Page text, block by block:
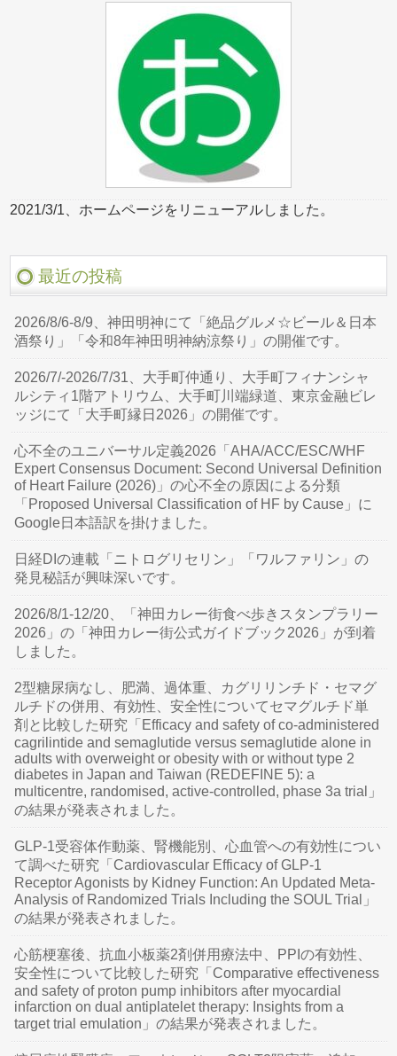
2021/3/1、ホームページをリニューアルしました。
最近の投稿
2026/8/6-8/9、神田明神にて「絶品グルメ☆ビール＆日本
酒祭り」「令和8年神田明神納涼祭り」の開催です。
2026/7/-2026/7/31、大手町仲通り、大手町フィナンシャ
ルシティ1階アトリウム、大手町川端緑道、東京金融ビレ
ッジにて「大手町縁日2026」の開催です。
心不全のユニバーサル定義2026「AHA/ACC/ESC/WHF
Expert Consensus Document: Second Universal Definition
of Heart Failure (2026)」の心不全の原因による分類
「Proposed Universal Classification of HF by Cause」に
Google日本語訳を掛けました。
日経DIの連載「ニトログリセリン」「ワルファリン」の
発見秘話が興味深いです。
2026/8/1-12/20、「神田カレー街食べ歩きスタンプラリー
2026」の「神田カレー街公式ガイドブック2026」が到着
しました。
2型糖尿病なし、肥満、過体重、カグリリンチド・セマグ
ルチドの併用、有効性、安全性についてセマグルチド単
剤と比較した研究「Efficacy and safety of co-administered
cagrilintide and semaglutide versus semaglutide alone in
adults with overweight or obesity with or without type 2
diabetes in Japan and Taiwan (REDEFINE 5): a
multicentre, randomised, active-controlled, phase 3a trial」
の結果が発表されました。
GLP-1受容体作動薬、腎機能別、心血管への有効性につい
て調べた研究「Cardiovascular Efficacy of GLP-1
Receptor Agonists by Kidney Function: An Updated Meta-
Analysis of Randomized Trials Including the SOUL Trial」
の結果が発表されました。
心筋梗塞後、抗血小板薬2剤併用療法中、PPIの有効性、
安全性について比較した研究「Comparative effectiveness
and safety of proton pump inhibitors after myocardial
infarction on dual antiplatelet therapy: Insights from a
target trial emulation」の結果が発表されました。